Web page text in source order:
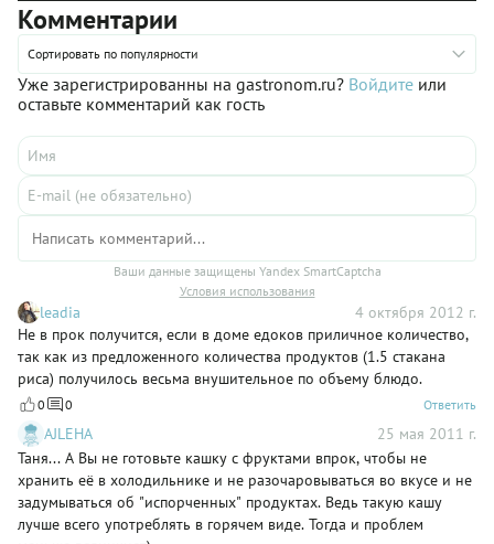
Комментарии
Сортировать по популярности
Уже зарегистрированны на gastronom.ru? Войдите или
оставьте комментарий как гость
Ваши данные защищены Yandex SmartCaptcha
Условия использования
leadia
4 октября 2012 г.
Не в прок получится, если в доме едоков приличное количество,
так как из предложенного количества продуктов (1.5 стакана
риса) получилось весьма внушительное по объему блюдо.
0 0 Ответить
AJLEHA
25 мая 2011 г.
Таня... А Вы не готовьте кашку с фруктами впрок, чтобы не
хранить её в холодильнике и не разочаровываться во вкусе и не
задумываться об "испорченных" продуктах. Ведь такую кашу
лучше всего употреблять в горячем виде. Тогда и проблем